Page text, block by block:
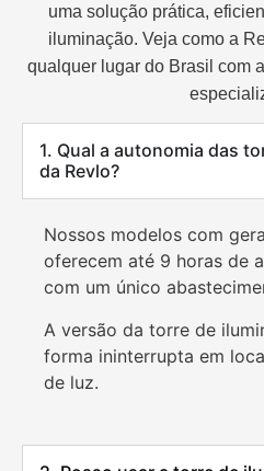
uma solução prática,
iluminação. Veja como a
qualquer lugar do Brasil com
1. Qual a autonomia das
da Revlo?
Nossos modelos com
oferecem até 9 horas de
com um único
A versão da torre de
forma ininterrupta em
de luz.